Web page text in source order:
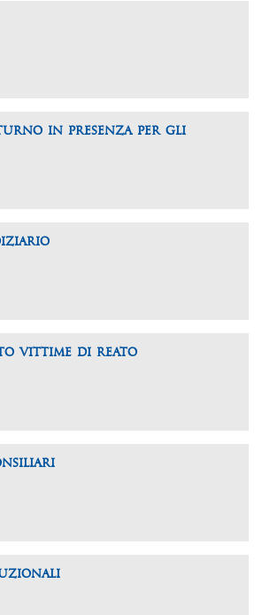
in presenza per gli
vittime di reato